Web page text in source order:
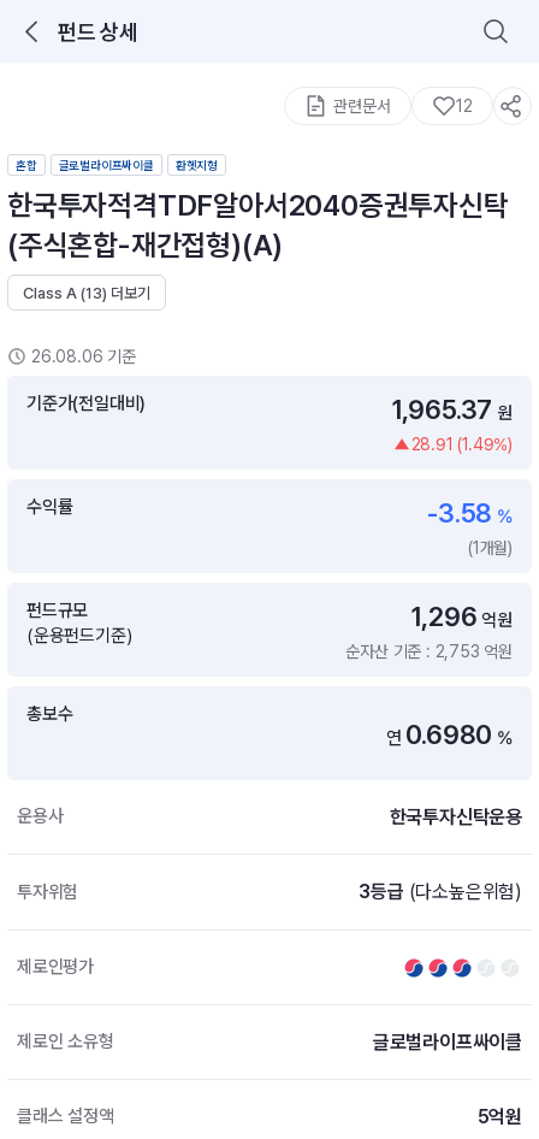
펀드 상세
구성종목 검색
관련문서 12
혼합 글로벌라이프싸이클 환헷지형
한국투자적격TDF알아서2040증권투자신탁
(주식혼합-재간접형)(A)
Class A (13) 더보기
26.08.06 기준
기준가(전일대비) 1,965.37 원
28.91 (1.49%)
수익률 -3.58 %
(1개월)
펀드규모
(운용펀드기준)
1,296 억원
순자산 기준 : 2,753 억원
총보수
연 0.6980 %
운용사 한국투자신탁운용
투자위험 3등급 (다소높은위험)
제로인평가
제로인 소유형 글로벌라이프싸이클
클래스 설정액 5억원
추천 메뉴
ETF 랭킹
월배당 · 모으기 · 포트래빗 관리
월배당 포트
포트래빗 관리
미국 ETF 검색
ETF 비교
연금 ETF 검색
ETF트렌드 ETF 랭킹 · ETF 찾기 · 종목찾기
미국ETF테마
연금 펀드 검색
투자 라이브러리
ETF 처음투자
내맘대로 만들기
DIY 포트 관리
고객라운지
이벤트
공지사항
FAQ